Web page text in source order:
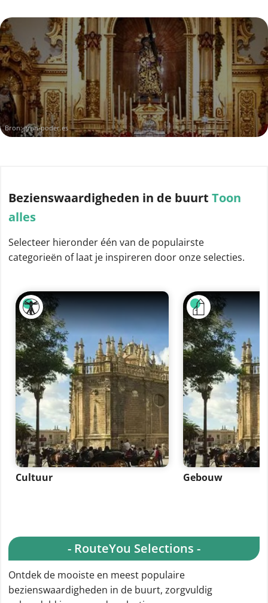
Bron:gran-poder.es
Bezienswaardigheden in de buurt Toon
alles
Selecteer hieronder één van de populairste
categorieën of laat je inspireren door onze selecties.
Cultuur Gebouw
- RouteYou Selections -
Ontdek de mooiste en meest populaire
bezienswaardigheden in de buurt, zorgvuldig